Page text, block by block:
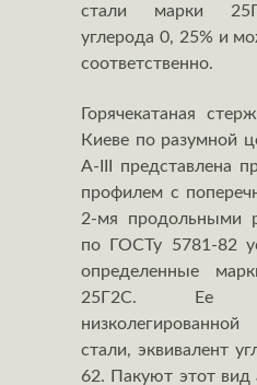
стали марки
углерода 0, 25% и
соответственно.
Горячекатаная
Киеве по разумной
А-III представлена
профилем с
2-мя продольными
по ГОСТу 5781-82
определенные
25Г2С. Ее
стали, эквивалент
62. Пакуют этот вид